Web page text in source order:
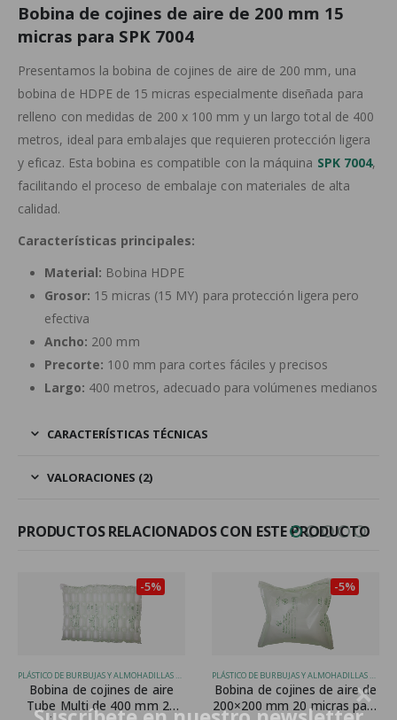
Bobina de cojines de aire de 200 mm 15
micras para SPK 7004
Presentamos la bobina de cojines de aire de 200 mm, una
bobina de HDPE de 15 micras especialmente diseñada para
relleno con medidas de 200 x 100 mm y un largo total de 400
metros, ideal para embalajes que requieren protección ligera
y eficaz. Esta bobina es compatible con la máquina SPK 7004,
facilitando el proceso de embalaje con materiales de alta
calidad.
Características principales:
Material: Bobina HDPE
Grosor: 15 micras (15 MY) para protección ligera pero
efectiva
Ancho: 200 mm
Precorte: 100 mm para cortes fáciles y precisos
Largo: 400 metros, adecuado para volúmenes medianos
CARACTERÍSTICAS TÉCNICAS
VALORACIONES (2)
PRODUCTOS RELACIONADOS CON ESTE PRODUCTO
PLÁSTICO DE BURBUJAS Y ALMOHADILLAS DE AIRE
Bobina de cojines de aire
Multi de 400 mm 20
-5%
PLÁSTICO DE BURBUJAS Y ALMOHADILLAS DE AIRE
Bobina de cojines de aire de
200×200 mm 20 micras para
-5%